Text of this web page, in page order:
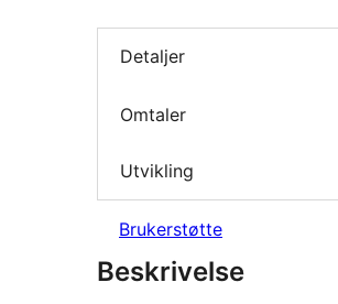
Detaljer
Omtaler
Utvikling
Brukerstøtte
Beskrivelse